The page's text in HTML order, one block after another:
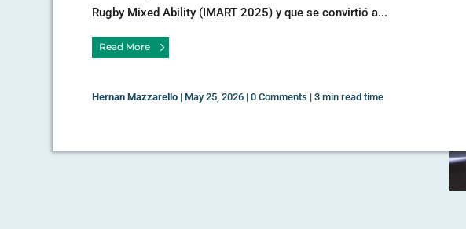
Rugby Mixed Ability (IMART 2025) y que se convirtió a...
Read More
Hernan Mazzarello | May 25, 2026 |0 Comments |3 min read time